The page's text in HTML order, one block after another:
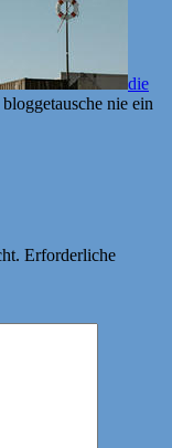
die
nie ein
Erforderliche